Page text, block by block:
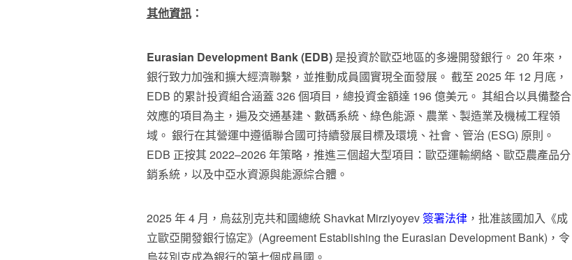
其他資訊：
Eurasian Development Bank (EDB)是投資於歐亞地區的多邊開發銀行。 20 年來，
銀行致力加強和擴大經濟聯繫，並推動成員國實現全面發展。 截至 2025 年 12 月底，
EDB 的累計投資組合涵蓋 326 個項目，總投資金額達 196 億美元。 其組合以具備整合
效應的項目為主，遍及交通基建、數碼系統、綠色能源、農業、製造業及機械工程領
域。 銀行在其營運中遵循聯合國可持續發展目標及環境、社會、管治 (ESG) 原則。
EDB 正按其 2022–2026 年策略，推進三個超大型項目：歐亞運輸網絡、歐亞農產品分
銷系統，以及中亞水資源與能源綜合體。
2025 年 4 月，烏茲別克共和國總統 Shavkat Mirziyoyev簽署法律，批准該國加入《成
立歐亞開發銀行協定》(Agreement Establishing the Eurasian Development Bank)，令